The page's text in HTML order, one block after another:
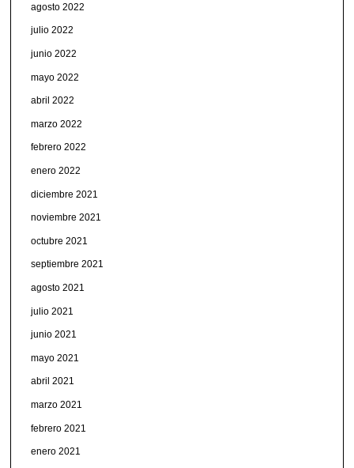
agosto 2022
julio 2022
junio 2022
mayo 2022
abril 2022
marzo 2022
febrero 2022
enero 2022
diciembre 2021
noviembre 2021
octubre 2021
septiembre 2021
agosto 2021
julio 2021
junio 2021
mayo 2021
abril 2021
marzo 2021
febrero 2021
enero 2021